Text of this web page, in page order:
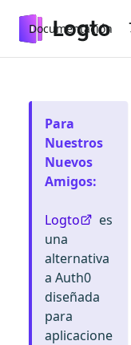
Documentación
Para
Nuestros
Nuevos
Amigos:
Logto
es
una
alternativa
a Auth0
diseñada
para
aplicacione